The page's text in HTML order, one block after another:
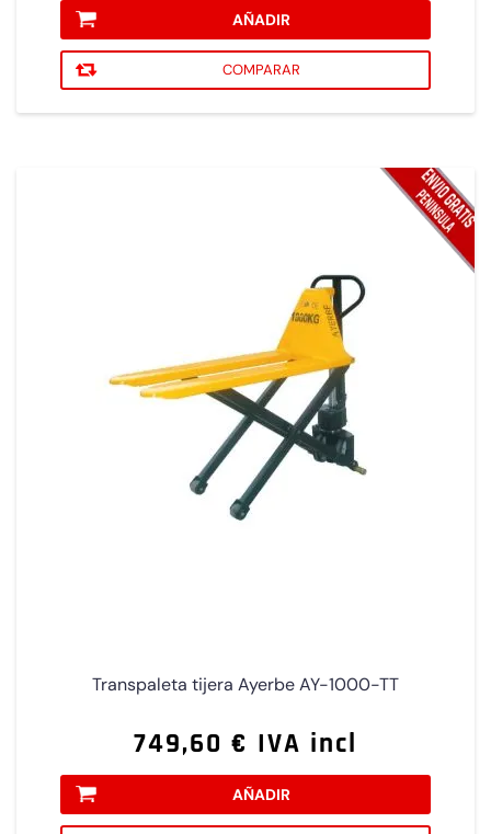
AÑADIR
COMPARAR
Transpaleta tijera Ayerbe AY-1000-TT
749,60 € IVA incl
AÑADIR